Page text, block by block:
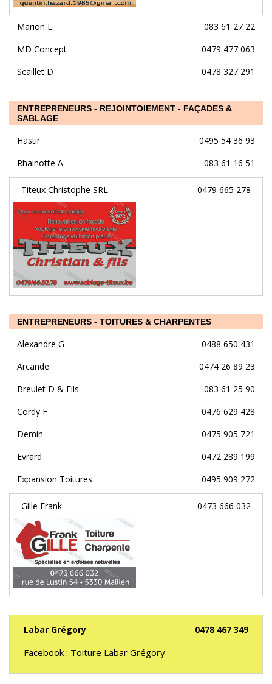
Marion L
083 61 27 22
MD Concept
0479 477 063
Scaillet D
0478 327 291
ENTREPRENEURS - REJOINTOIEMENT - FAÇADES &
SABLAGE
Hastir
0495 54 36 93
Rhainotte A
083 61 16 51
Titeux Christophe SRL 0479 665 278
ENTREPRENEURS - TOITURES & CHARPENTES
Alexandre G
0488 650 431
Arcande
0474 26 89 23
Breulet D & Fils
083 61 25 90
Cordy F
0476 629 428
Demin
0475 905 721
Evrard
0472 289 199
Expansion Toitures
0495 909 272
Gille Frank 0473 666 032
Labar Grégory 0478 467 349
Facebook : Toiture Labar Grégory